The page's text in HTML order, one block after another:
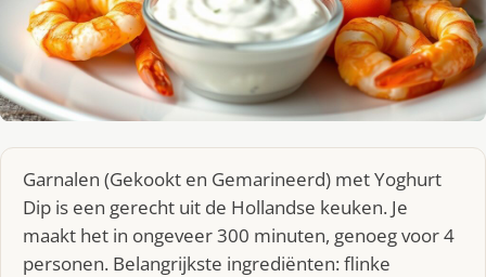
Garnalen (Gekookt en Gemarineerd) met Yoghurt
Dip is een gerecht uit de Hollandse keuken. Je
maakt het in ongeveer 300 minuten, genoeg voor 4
personen. Belangrijkste ingrediënten: flinke